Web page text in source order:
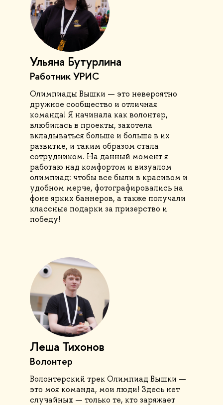
Ульяна Бутурлина
Работник УРИС
Олимпиады Вышки — это невероятно
дружное сообщество и отличная
команда! Я начинала как волонтер,
влюбилась в проекты, захотела
вкладываться больше и больше в их
развитие, и таким образом стала
сотрудником. На данный момент я
работаю над комфортом и визуалом
олимпиад: чтобы все были в красивом и
удобном мерче, фотографировались на
фоне ярких баннеров, а также получали
классные подарки за призерство и
победу!
Леша Тихонов
Волонтер
Волонтерский трек Олимпиад Вышки —
это моя команда, мои люди! Здесь нет
случайных — только те, кто заряжает